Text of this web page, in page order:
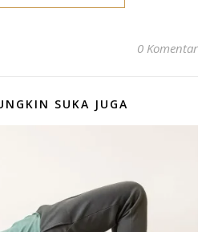
0 Komentar
SUKA JUGA